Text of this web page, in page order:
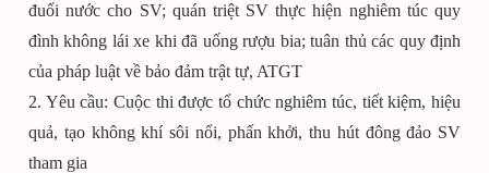
đuối nước cho SV; quán triệt SV thực hiện nghiêm túc quy
đình không lái xe khi đã uống rượu bia; tuân thủ các quy định
của pháp luật về bảo đảm trật tự, ATGT
2. Yêu cầu: Cuộc thi được tổ chức nghiêm túc, tiết kiệm, hiệu
quả, tạo không khí sôi nổi, phấn khởi, thu hút đông đảo SV
tham gia